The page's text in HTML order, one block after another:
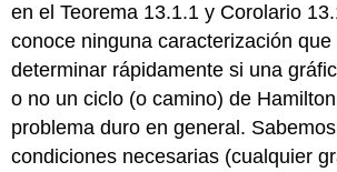
en el Teorema 13.1.1 y Corolario
conoce ninguna caracterización
determinar rápidamente si una
o no un ciclo (o camino) de
problema duro en general.
condiciones necesarias (cualquier